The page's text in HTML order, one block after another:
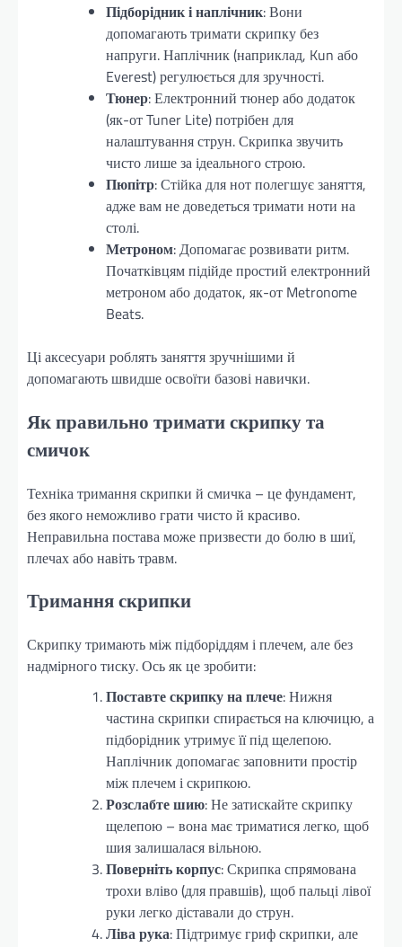
Підборідник і наплічник: Вони
допомагають тримати скрипку без
напруги. Наплічник (наприклад, Kun або
Everest) регулюється для зручності.
Тюнер: Електронний тюнер або додаток
(як-от Tuner Lite) потрібен для
налаштування струн. Скрипка звучить
чисто лише за ідеального строю.
Пюпітр: Стійка для нот полегшує заняття,
адже вам не доведеться тримати ноти на
столі.
Метроном: Допомагає розвивати ритм.
Початківцям підійде простий електронний
метроном або додаток, як-от Metronome
Beats.
Ці аксесуари роблять заняття зручнішими й
допомагають швидше освоїти базові навички.
Як правильно тримати скрипку та
смичок
Техніка тримання скрипки й смичка – це фундамент,
без якого неможливо грати чисто й красиво.
Неправильна постава може призвести до болю в шиї,
плечах або навіть травм.
Тримання скрипки
Скрипку тримають між підборіддям і плечем, але без
надмірного тиску. Ось як це зробити:
Поставте скрипку на плече: Нижня
частина скрипки спирається на ключицю, а
підборідник утримує її під щелепою.
Наплічник допомагає заповнити простір
між плечем і скрипкою.
Розслабте шию: Не затискайте скрипку
щелепою – вона має триматися легко, щоб
шия залишалася вільною.
Поверніть корпус: Скрипка спрямована
трохи вліво (для правшів), щоб пальці лівої
руки легко діставали до струн.
Ліва рука: Підтримує гриф скрипки, але